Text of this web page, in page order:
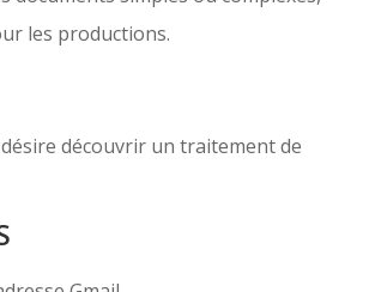
les productions.
découvrir un traitement de